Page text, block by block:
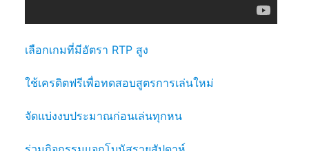
เลือกเกมที่มีอัตรา RTP สูง
ใช้เครดิตฟรีเพื่อทดสอบสูตรการเล่นใหม่
จัดแบ่งงบประมาณก่อนเล่นทุกหน